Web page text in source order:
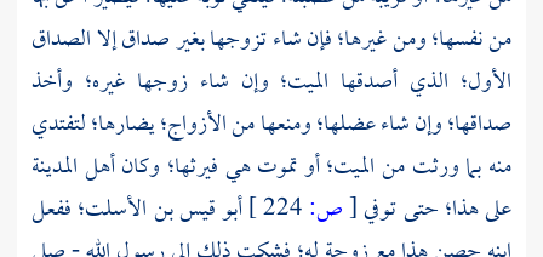
من نفسها؛ ومن غيرها؛ فإن شاء تزوجها بغير صداق إلا الصداق
الأول؛ الذي أصدقها الميت؛ وإن شاء زوجها غيره؛ وأخذ
صداقها؛ وإن شاء عضلها؛ ومنعها من الأزواج؛ يضارها؛ لتفتدي
منه بما ورثت من الميت؛ أو تموت هي فيرثها؛ وكان أهلالمدينة
على هذا؛ حتى توفي[ص: أبو قيس بن الأسلت؛ففعل